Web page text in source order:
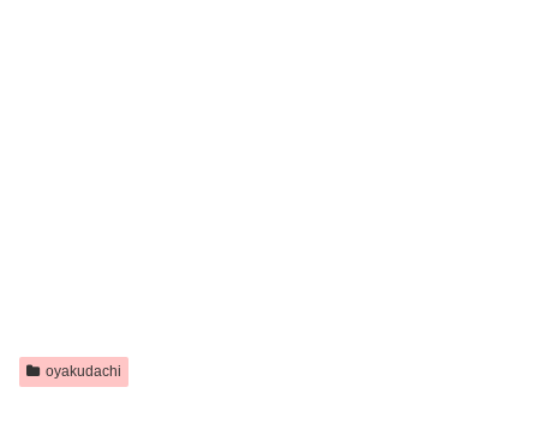
oyakudachi